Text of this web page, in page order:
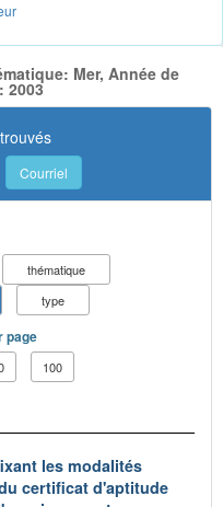
Mer, Année de
2003
Courriel
thématique
type
page
100
les modalités
certificat d'aptitude